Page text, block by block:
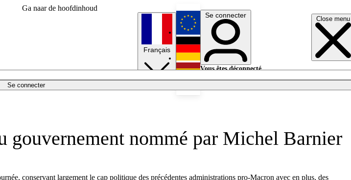
Ga naar de hoofdinhoud
Close menu
Se connecter
Français
English
Deutsch
Se connecter
Vous êtes déconnecté.
gouvernement nommé par Michel Barnier
conservant largement le cap politique des précédentes administrations pro-Macron avec en plus, des